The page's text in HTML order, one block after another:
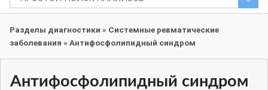
Разделы диагностики » Системные ревматические
заболевания » Антифосфолипидный синдром
Антифосфолипидный синдром